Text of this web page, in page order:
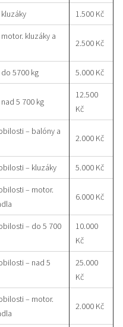
1.500 Kč
kluzáky a
2.500 Kč
5700 kg 5.000 Kč
5 700 kg
12.500
Kč
– balóny a
2.000 Kč
– kluzáky 5.000 Kč
– motor.
6.000 Kč
– do 5 700
10.000
Kč
– nad 5
25.000
Kč
– motor.
2.000 Kč